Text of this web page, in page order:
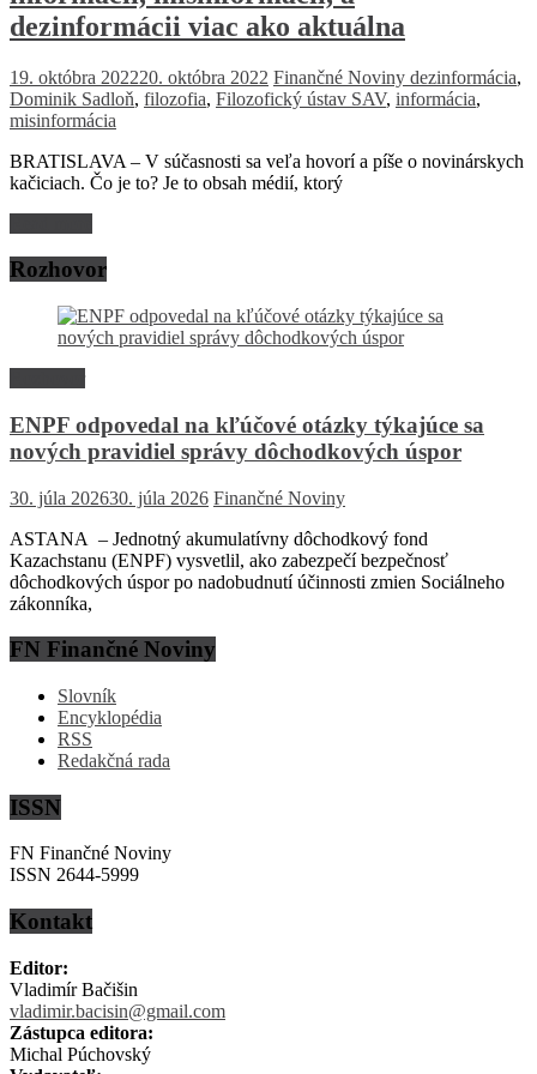
dezinformácii viac ako aktuálna
19. októbra 202220. októbra 2022 Finančné Noviny dezinformácia,
Dominik Sadloň, filozofia, Filozofický ústav SAV, informácia,
misinformácia
BRATISLAVA – V súčasnosti sa veľa hovorí a píše o novinárskych
kačiciach. Čo je to? Je to obsah médií, ktorý
Rozhovor
ENPF odpovedal na kľúčové otázky týkajúce sa
nových pravidiel správy dôchodkových úspor
30. júla 202630. júla 2026 Finančné Noviny
ASTANA – Jednotný akumulatívny dôchodkový fond
Kazachstanu (ENPF) vysvetlil, ako zabezpečí bezpečnosť
dôchodkových úspor po nadobudnutí účinnosti zmien Sociálneho
zákonníka,
FN Finančné Noviny
Slovník
Encyklopédia
RSS
Redakčná rada
ISSN
FN Finančné Noviny
ISSN 2644-5999
Kontakt
Editor:
Vladimír Bačišin
vladimir.bacisin@gmail.com
Zástupca editora:
Michal Púchovský